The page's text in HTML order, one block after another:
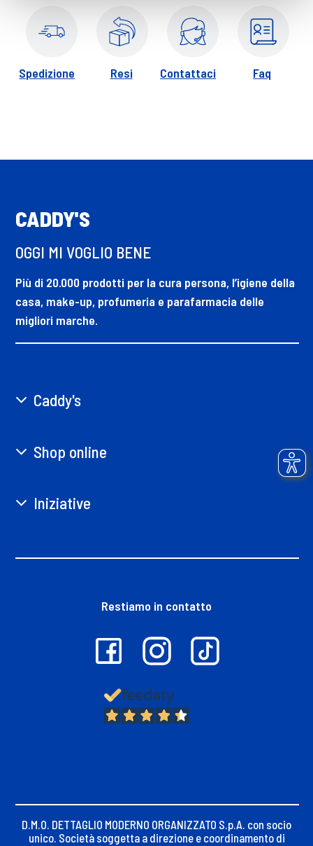
in accompagnamento.
Effettuare un test allergico cutaneo 48 ore prima di utilizzare
Evitare il contatto con gli occhi, in caso di contatto,
Spedizione Resi Contattaci Faq
CADDY'S
OGGI MI VOGLIO BENE
Più di 20.000 prodotti per la cura persona, l’igiene della
casa, make-up, profumeria e parafarmacia delle
migliori marche.
Caddy's
Shop online
Iniziative
Restiamo in contatto
D.M.O. DETTAGLIO MODERNO ORGANIZZATO S.p.A. con socio
unico. Società soggetta a direzione e coordinamento di